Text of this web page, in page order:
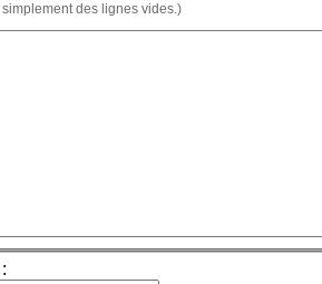
des lignes vides.)